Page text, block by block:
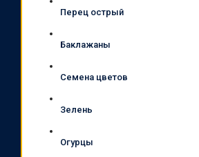
Перец острый
Баклажаны
Семена цветов
Зелень
Огурцы